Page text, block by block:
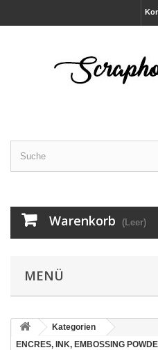
Warenkorb (Leer)
MENÜ
Kategorien
ENCRES, INK, EMBOSSING